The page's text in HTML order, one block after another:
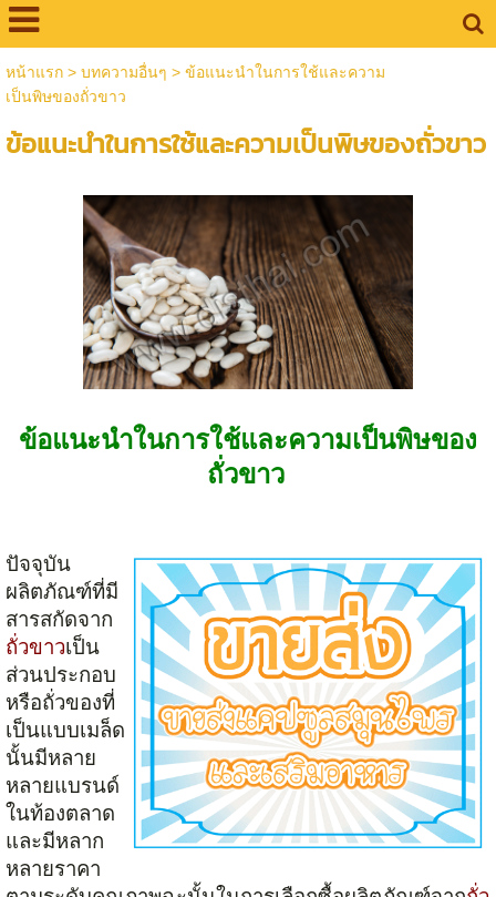
หน้าแรก> บทความอื่นๆ > ข้อแนะนำในการใช้และความ
เป็นพิษของถั่วขาว
ข้อแนะนำในการใช้และความเป็นพิษของถั่วขาว
ข้อแนะนำในการใช้และความเป็นพิษของ
ถั่วขาว
ปัจจุบัน
ผลิตภัณฑ์ที่มี
สารสกัดจาก
ถั่วขาวเป็น
ส่วนประกอบ
หรือถั่วของที่
เป็นแบบเมล็ด
นั้นมีหลาย
หลายแบรนด์
ในท้องตลาด
และมีหลาก
หลายราคา